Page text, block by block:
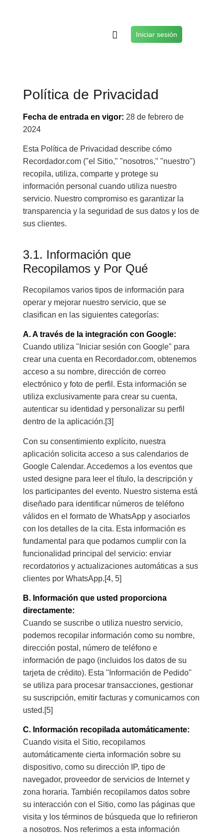
Iniciar sesión
Política de Privacidad
Fecha de entrada en vigor: 28 de febrero de
2024
Esta Política de Privacidad describe cómo
Recordador.com ("el Sitio," "nosotros," "nuestro")
recopila, utiliza, comparte y protege su
información personal cuando utiliza nuestro
servicio. Nuestro compromiso es garantizar la
transparencia y la seguridad de sus datos y los de
sus clientes.
3.1. Información que
Recopilamos y Por Qué
Recopilamos varios tipos de información para
operar y mejorar nuestro servicio, que se
clasifican en las siguientes categorías:
A. A través de la integración con Google:
Cuando utiliza "Iniciar sesión con Google" para
crear una cuenta en Recordador.com, obtenemos
acceso a su nombre, dirección de correo
electrónico y foto de perfil. Esta información se
utiliza exclusivamente para crear su cuenta,
autenticar su identidad y personalizar su perfil
dentro de la aplicación.[3]
Con su consentimiento explícito, nuestra
aplicación solicita acceso a sus calendarios de
Google Calendar. Accedemos a los eventos que
usted designe para leer el título, la descripción y
los participantes del evento. Nuestro sistema está
diseñado para identificar números de teléfono
válidos en el formato de WhatsApp y asociarlos
con los detalles de la cita. Esta información es
fundamental para que podamos cumplir con la
funcionalidad principal del servicio: enviar
recordatorios y actualizaciones automáticas a sus
clientes por WhatsApp.[4, 5]
B. Información que usted proporciona
directamente:
Cuando se suscribe o utiliza nuestro servicio,
podemos recopilar información como su nombre,
dirección postal, número de teléfono e
información de pago (incluidos los datos de su
tarjeta de crédito). Esta "Información de Pedido"
se utiliza para procesar transacciones, gestionar
su suscripción, emitir facturas y comunicarnos con
usted.[5]
C. Información recopilada automáticamente:
Cuando visita el Sitio, recopilamos
automáticamente cierta información sobre su
dispositivo, como su dirección IP, tipo de
navegador, proveedor de servicios de Internet y
zona horaria. También recopilamos datos sobre
su interacción con el Sitio, como las páginas que
visita y los términos de búsqueda que lo refirieron
a nosotros. Nos referimos a esta información